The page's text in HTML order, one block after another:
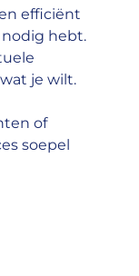
efficiënt
hebt.
je wilt.
of
soepel